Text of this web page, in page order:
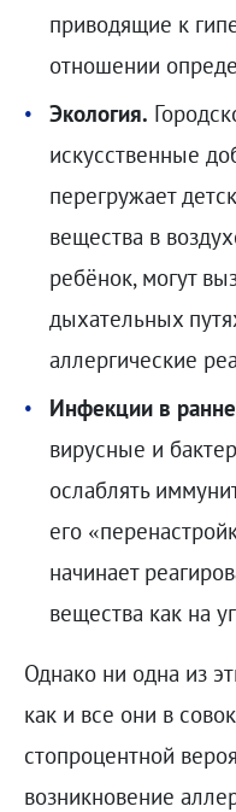
приводящие к
отношении
Экология.
искусственные
перегружает
вещества в
ребёнок, могут
дыхательных
аллергические
Инфекции в
вирусные и
ослаблять
его
начинает
вещества как на
Однако ни одна из
как и все они в
стопроцентной
возникновение